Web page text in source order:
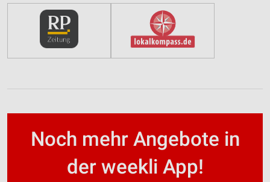
Noch mehr Angebote in
der weekli App!